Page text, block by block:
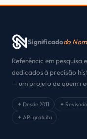
Significadodo
Referência em pesquisa
dedicados à precisão
— um projeto de quem
✦ Desde 2011 ✦
✦ API gratuita